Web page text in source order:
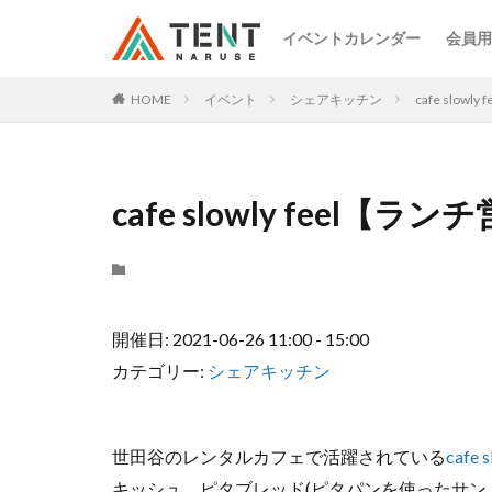
イベントカレンダー 会員
HOME イベント シェアキッチン cafe slowly
cafe slowly feel【ランチ
開催日: 2021-06-26 11:00 - 15:00
カテゴリー: シェアキッチン
世田谷のレンタルカフェで活躍されているcafe